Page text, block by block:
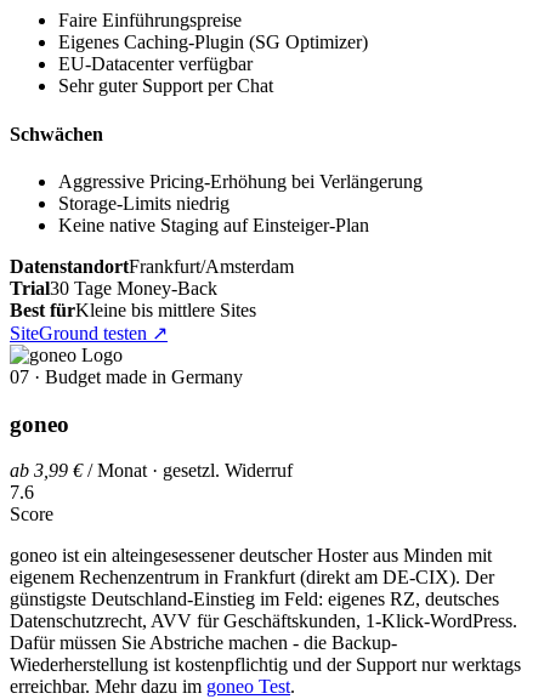
Faire Einführungspreise
Eigenes Caching-Plugin (SG Optimizer)
EU-Datacenter verfügbar
Sehr guter Support per Chat
Schwächen
Aggressive Pricing-Erhöhung bei Verlängerung
Storage-Limits niedrig
Keine native Staging auf Einsteiger-Plan
DatenstandortFrankfurt/Amsterdam
Trial30 Tage Money-Back
Best fürKleine bis mittlere Sites
SiteGround testen ↗
07 · Budget made in Germany
goneo
ab 3,99 €/ Monat · gesetzl. Widerruf
7.6
Score
goneo ist ein alteingesessener deutscher Hoster aus Minden mit
eigenem Rechenzentrum in Frankfurt (direkt am DE-CIX). Der
günstigste Deutschland-Einstieg im Feld: eigenes RZ, deutsches
Datenschutzrecht, AVV für Geschäftskunden, 1-Klick-WordPress.
Dafür müssen Sie Abstriche machen - die Backup-
Wiederherstellung ist kostenpflichtig und der Support nur werktags
erreichbar. Mehr dazu im goneo Test.